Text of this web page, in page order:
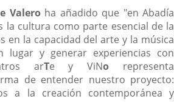
Valeroha añadido que "en Abadía
la cultura como parte esencial de la
en la capacidad del arte y la música
lugar y generar experiencias con
arTe y ViNo representa
de entender nuestro proyecto:
a la creación contemporánea y